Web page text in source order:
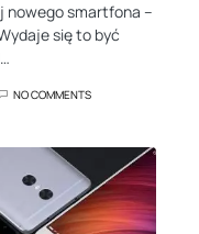
nowego smartfona –
się to być
NO COMMENTS